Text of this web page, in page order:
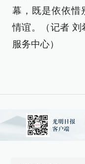
幕，既是依依惜
情谊。（记者 刘
服务中心）